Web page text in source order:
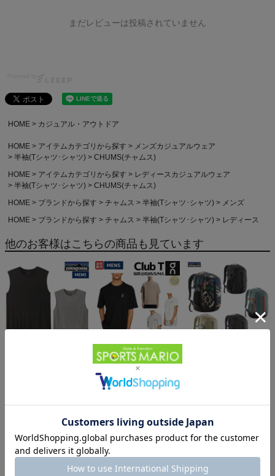
まだレビューは投稿されていません
HOME カジュアル・アウトドア
HOME アイテムカテゴリから探す
メンズカジュアルウェア
半袖(Tシャツ･シャツ)
CHUMS(チャムス)
HOME
アイテムカテゴリから探す
レディースカジュアルウェア
半袖(Tシャツ･シャツ)
CHUMS(チャムス)
HOME
ブランドから探す チャムス 半袖(Tシャツ･シャツ)
メンズ
HOME
ブランドから探す チャムス 半袖(Tシャツ･シャツ) レディース
他のお客様はこちらの商品も見ています
Capilene Cool Daily
オン クラブT On Club T
6,600円（税込）